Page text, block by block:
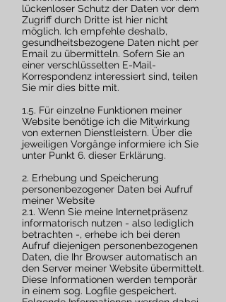
lückenloser Schutz der Daten vor dem
Zugriff durch Dritte ist hier nicht
möglich. Ich empfehle deshalb,
gesundheitsbezogene Daten nicht per
Email zu übermitteln. Sofern Sie an
einer verschlüsselten E-Mail-
Korrespondenz interessiert sind, teilen
Sie mir dies bitte mit.
1.5. Für einzelne Funktionen meiner
Website benötige ich die Mitwirkung
von externen Dienstleistern. Über die
jeweiligen Vorgänge informiere ich Sie
unter Punkt 6. dieser Erklärung.
2. Erhebung und Speicherung
personenbezogener Daten bei Aufruf
meiner Website
2.1. Wenn Sie meine Internetpräsenz
informatorisch nutzen - also lediglich
betrachten -, erhebe ich bei deren
Aufruf diejenigen personenbezogenen
Daten, die Ihr Browser automatisch an
den Server meiner Website übermittelt.
Diese Informationen werden temporär
in einem sog. Logfile gespeichert.